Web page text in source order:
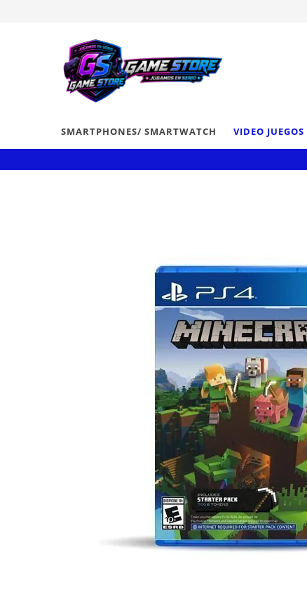
SMARTPHONES/ SMARTWATCH VIDEO